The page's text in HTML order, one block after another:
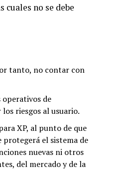
no se debe
tanto, no contar con
operativos de
riesgos al usuario.
XP, al punto de que
el sistema de
nuevas ni otros
del mercado y de la